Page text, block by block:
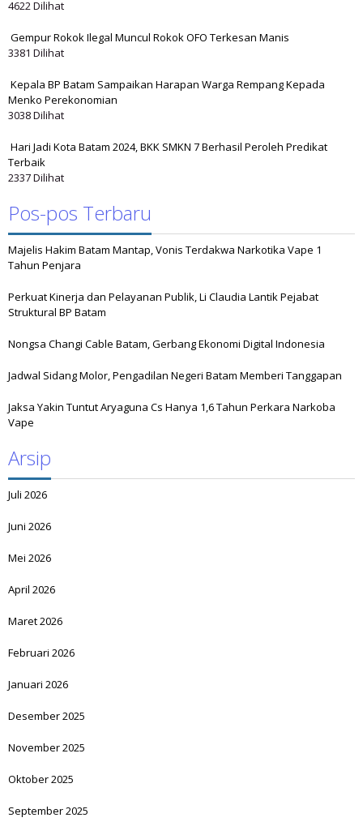
4622 Dilihat
Gempur Rokok Ilegal Muncul Rokok OFO Terkesan Manis
3381 Dilihat
Kepala BP Batam Sampaikan Harapan Warga Rempang Kepada
Menko Perekonomian
3038 Dilihat
Hari Jadi Kota Batam 2024, BKK SMKN 7 Berhasil Peroleh Predikat
Terbaik
2337 Dilihat
Pos-pos Terbaru
Majelis Hakim Batam Mantap, Vonis Terdakwa Narkotika Vape 1
Tahun Penjara
Perkuat Kinerja dan Pelayanan Publik, Li Claudia Lantik Pejabat
Struktural BP Batam
Nongsa Changi Cable Batam, Gerbang Ekonomi Digital Indonesia
Jadwal Sidang Molor, Pengadilan Negeri Batam Memberi Tanggapan
Jaksa Yakin Tuntut Aryaguna Cs Hanya 1,6 Tahun Perkara Narkoba
Vape
Arsip
Juli 2026
Juni 2026
Mei 2026
April 2026
Maret 2026
Februari 2026
Januari 2026
Desember 2025
November 2025
Oktober 2025
September 2025